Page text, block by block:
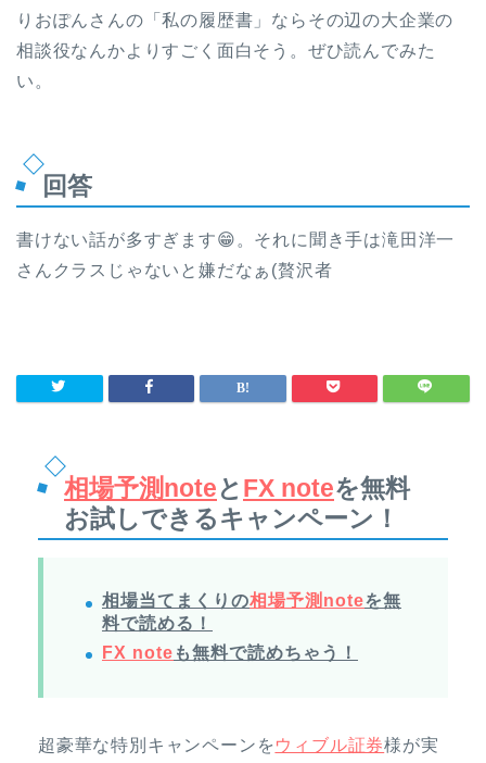
りおぽんさんの「私の履歴書」ならその辺の大企業の
相談役なんかよりすごく面白そう。ぜひ読んでみた
い。
回答
書けない話が多すぎます😁。それに聞き手は滝田洋一
さんクラスじゃないと嫌だなぁ(贅沢者
相場予測noteとFX noteを無料
お試しできるキャンペーン！
相場当てまくりの相場予測noteを無
料で読める！
FX note も無料で読めちゃう！
超豪華な特別キャンペーンを ウィブル証券様が実